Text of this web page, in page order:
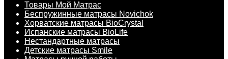
Товары Мой Матрас
Беспружинные матрасы Novichok
Хорватские матрасы BioCrystal
Испанские матрасы BioLife
Нестандартные матрасы
Детские матрасы Smile